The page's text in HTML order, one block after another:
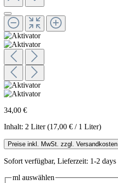
34,00 €
Inhalt: 2 Liter(17,00 € / 1 Liter)
Preise inkl. MwSt. zzgl. Versandkosten
Sofort verfügbar, Lieferzeit: 1-2 days
ml auswählen